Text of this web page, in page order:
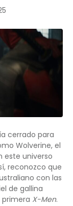
cerrado para
Wolverine, el
este universo
reconozco que
con las
de gallina
X-Men.